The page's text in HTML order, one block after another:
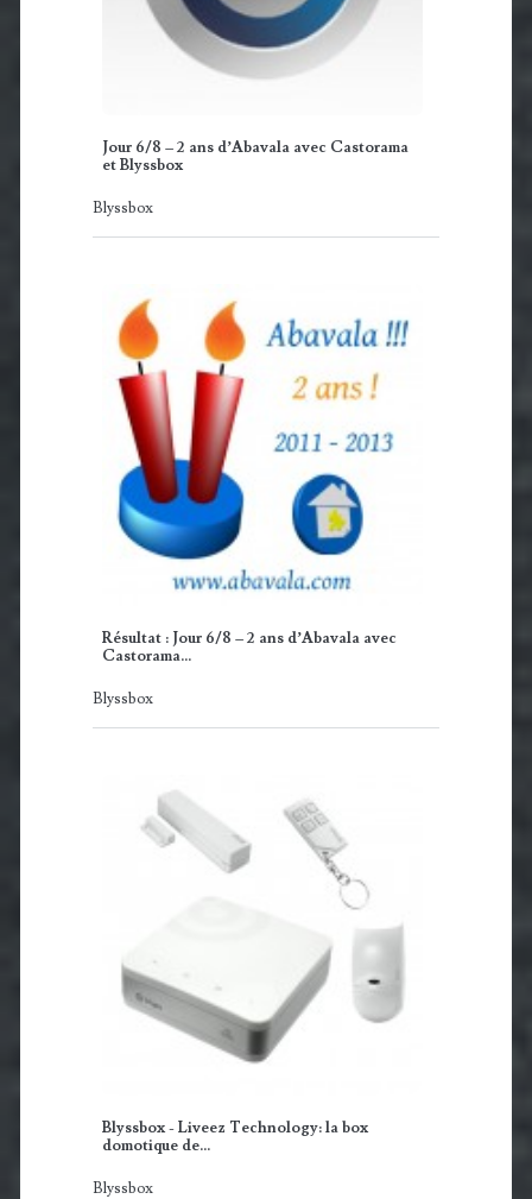
Jour 6/8 – 2 ans d’Abavala avec Castorama
et Blyssbox
Blyssbox
Résultat : Jour 6/8 – 2 ans d’Abavala avec
Castorama…
Blyssbox
Blyssbox - Liveez Technology: la box
domotique de…
Blyssbox